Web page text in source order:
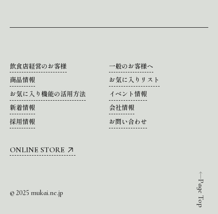
Page Top
飲食店経営のお客様
一般のお客様へ
商品情報
お気に入りリスト
お気に入り機能の活用方法
イベント情報
新着情報
会社情報
採用情報
お問い合わせ
ONLINE STORE
© 2025 mukai.ne.jp